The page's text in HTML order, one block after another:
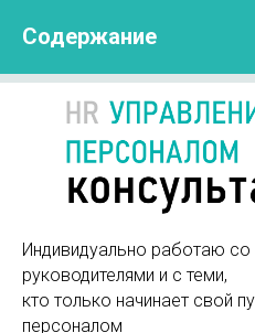
Содержание
Индивидуально работаю со
руководителями и с теми,
кто только начинает свой
персоналом